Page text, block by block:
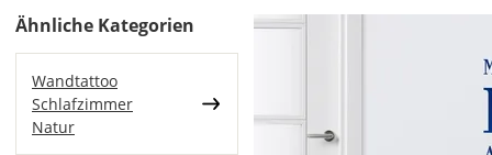
Ähnliche Kategorien
Wandtattoo
Schlafzimmer
Natur